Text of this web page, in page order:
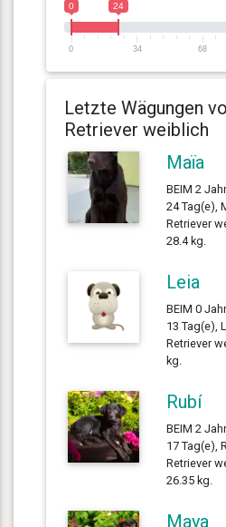
0 24
0 34 68
Letzte Wägungen
Retriever weiblich
Maïa
BEIM 2
24 Tag(e),
Retriever
28.4 kg.
Leia
BEIM 0
13 Tag(e),
Retriever
kg.
Rubí
BEIM 2
17 Tag(e),
Retriever
26.35 kg.
Maya